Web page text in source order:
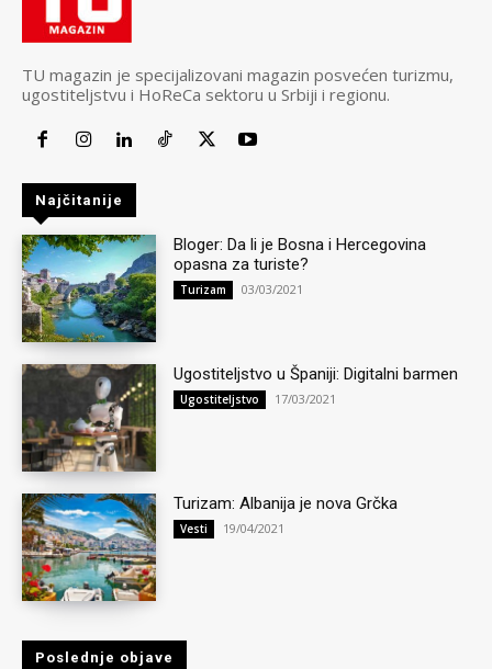
TU magazin je specijalizovani magazin posvećen turizmu,
ugostiteljstvu i HoReCa sektoru u Srbiji i regionu.
Najčitanije
Bloger: Da li je Bosna i Hercegovina
opasna za turiste?
Turizam 03/03/2021
Ugostiteljstvo u Španiji: Digitalni barmen
Ugostiteljstvo 17/03/2021
Turizam: Albanija je nova Grčka
Vesti 19/04/2021
Poslednje objave